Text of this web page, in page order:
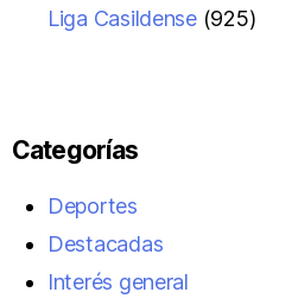
Liga Casildense (925)
Categorías
Deportes
Destacadas
Interés general